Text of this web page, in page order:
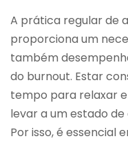
A prática regular de
proporciona um
também
do burnout. Estar
tempo para relaxar
levar a um estado
Por isso, é